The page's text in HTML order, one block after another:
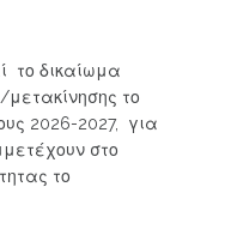
το δικαίωμα
το
2026-2027, για
στο
το